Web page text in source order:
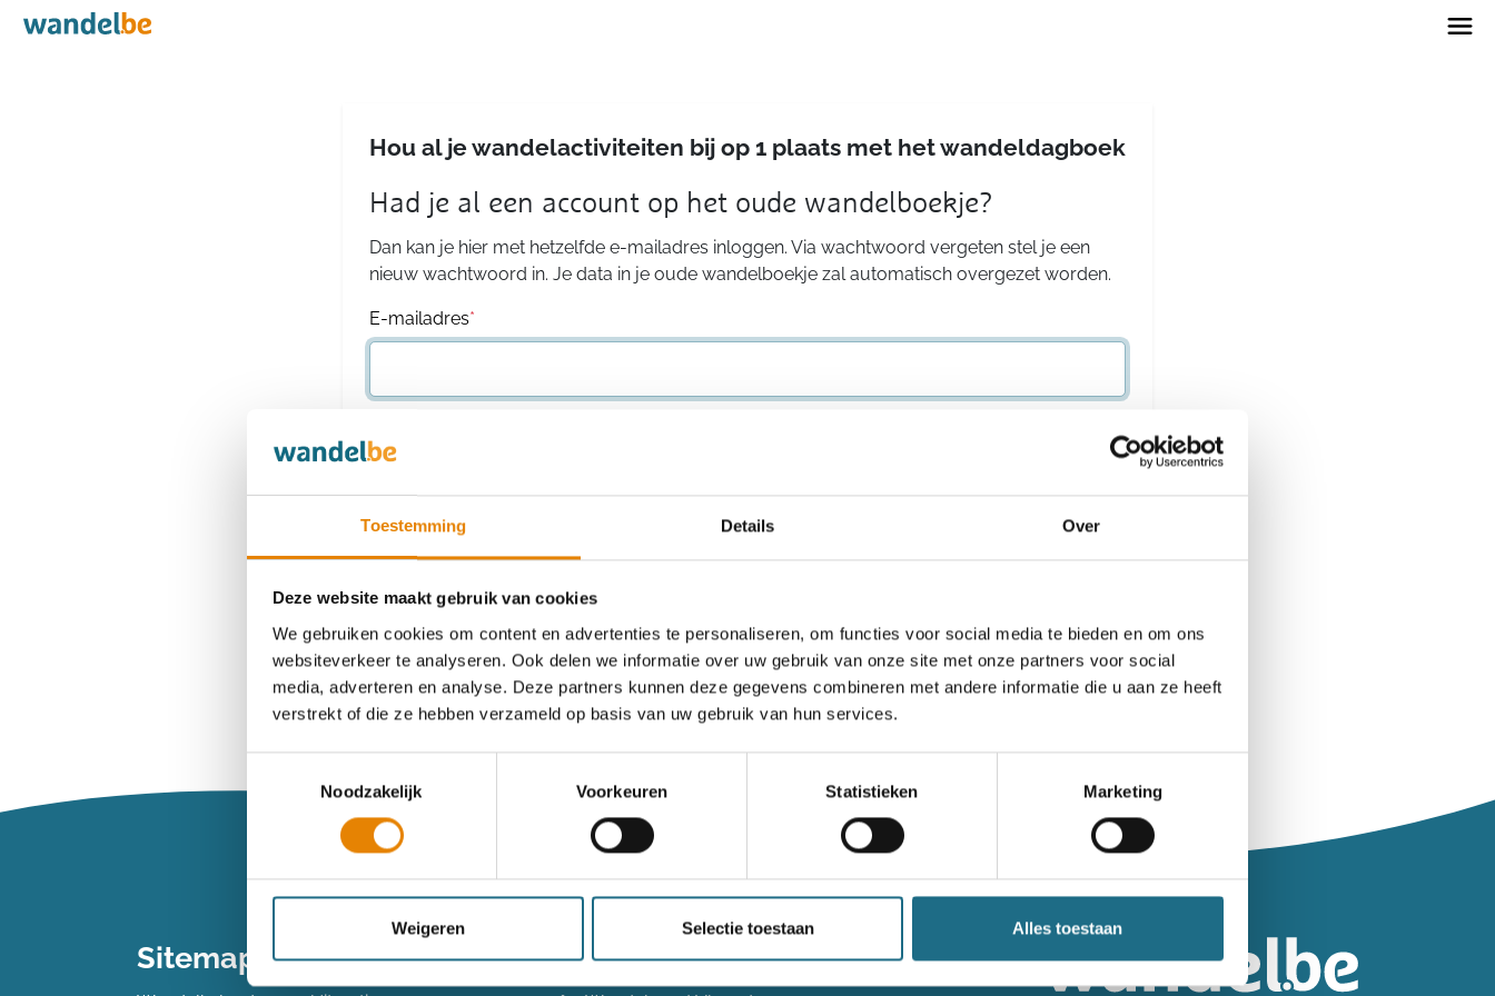
Toestemming Details Over
Deze website maakt gebruik van cookies
We gebruiken cookies om content en advertenties te personaliseren, om functies voor social media te bieden en om ons
websiteverkeer te analyseren. Ook delen we informatie over uw gebruik van onze site met onze partners voor social
media, adverteren en analyse. Deze partners kunnen deze gegevens combineren met andere informatie die u aan ze heeft
verstrekt of die ze hebben verzameld op basis van uw gebruik van hun services.
Noodzakelijk
Voorkeuren Statistieken Marketing
Weigeren Selectie toestaan Alles toestaan
Home
Hou al je wandelactiviteiten bij op 1 plaats met het wandeldagboek
Had je al een account op het oude wandelboekje?
Dan kan je hier met hetzelfde e-mailadres inloggen. Via wachtwoord vergeten stel je een
nieuw wachtwoord in. Je data in je oude wandelboekje zal automatisch overgezet worden.
E-mailadres*
Heb je nog geen account?
Maak een nieuw account aan
Vind je je weg niet goed in het wandeldagboek? Raadpleeg dan hier de handleiding.
Sitemap Contact